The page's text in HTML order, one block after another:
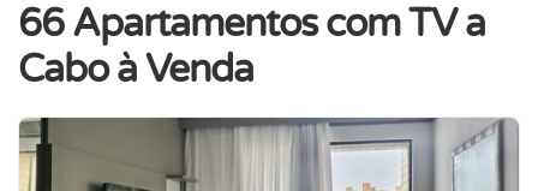
66 Apartamentos com TV a
Cabo à Venda